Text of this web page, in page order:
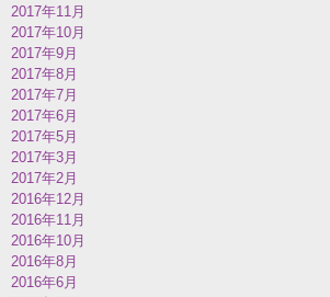
2017年11月
2017年10月
2017年9月
2017年8月
2017年7月
2017年6月
2017年5月
2017年3月
2017年2月
2016年12月
2016年11月
2016年10月
2016年8月
2016年6月